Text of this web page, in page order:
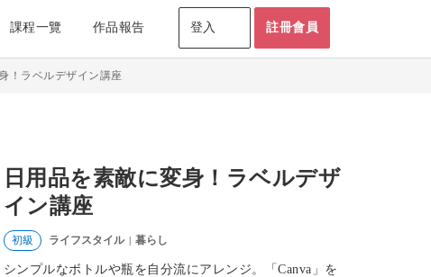
課程一覽 作品報告 登入 註冊會員
！ラベルデザイン講座
日用品を素敵に変身！ラベルデザ
イン講座
初級 ライフスタイル | 暮らし
シンプルなボトルや瓶を自分流にアレンジ。「Canva」を